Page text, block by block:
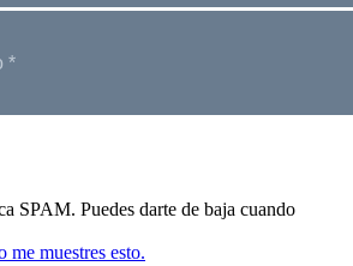
SPAM. Puedes darte de baja cuando
me muestres esto.